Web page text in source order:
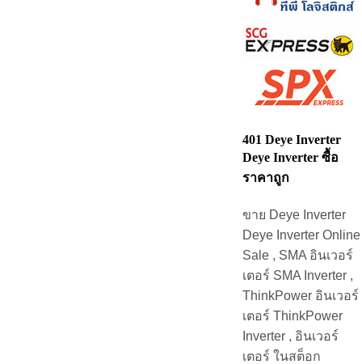
401 Deye Inverter
Deye Inverter ซื้อ
ราคาถูก
ขาย Deye Inverter
Deye Inverter Online
Sale , SMA อินเวอร์
เตอร์ SMA Inverter ,
ThinkPower อินเวอร์
เตอร์ ThinkPower
Inverter , อินเวอร์
เตอร์ ในสต็อก